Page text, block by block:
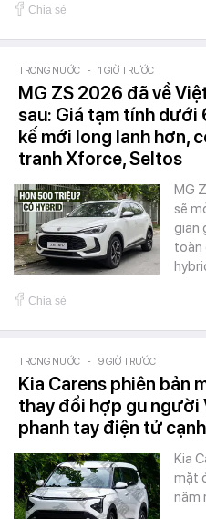
Chia sẻ
TRONG NƯỚC - 1 GIỜ TRƯỚC
MG ZS 2026 đã về
sau: Giá tạm tính
kế mới long lanh hơn,
tranh Xforce, Seltos
MG
sẽ
gian
toàn
Chia sẻ
TRONG NƯỚC - 9 GIỜ TRƯỚC
Kia Carens phiên bản
thay đổi hợp gu người
phanh tay điện tử
Kia
mặt
năm